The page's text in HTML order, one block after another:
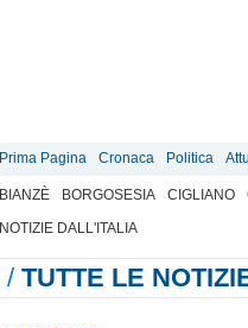
Prima Pagina Cronaca Politica
BIANZÈ BORGOSESIA CIGLIANO
NOTIZIE DALL'ITALIA
/ TUTTE LE